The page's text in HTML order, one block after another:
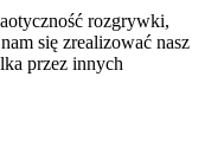
rozgrywki,
się zrealizować nasz
przez innych